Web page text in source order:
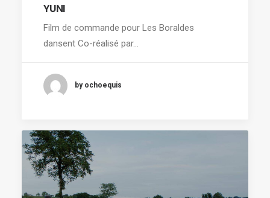
YUNI
Film de commande pour Les Boraldes
dansent Co-réalisé par…
by ochoequis